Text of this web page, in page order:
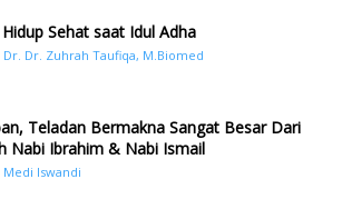
Sehat saat Idul Adha
Dr. Dr. Zuhrah Taufiqa, M.Biomed
Teladan Bermakna Sangat Besar Dari
Nabi Ibrahim & Nabi Ismail
Medi Iswandi